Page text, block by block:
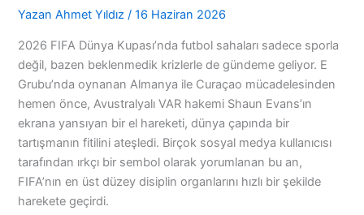
Yazan Ahmet Yıldız/16 Haziran 2026
2026 FIFA Dünya Kupası’nda futbol sahaları sadece sporla
değil, bazen beklenmedik krizlerle de gündeme geliyor. E
Grubu’nda oynanan Almanya ile Curaçao mücadelesinden
hemen önce, Avustralyalı VAR hakemi Shaun Evans’ın
ekrana yansıyan bir el hareketi, dünya çapında bir
tartışmanın fitilini ateşledi. Birçok sosyal medya kullanıcısı
tarafından ırkçı bir sembol olarak yorumlanan bu an,
FIFA’nın en üst düzey disiplin organlarını hızlı bir şekilde
harekete geçirdi.